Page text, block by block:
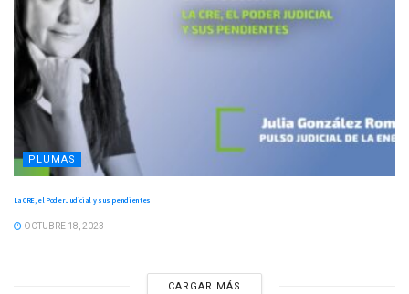
PLUMAS
La CRE, el Poder Judicial y sus pendientes
OCTUBRE 18, 2023
CARGAR MÁS